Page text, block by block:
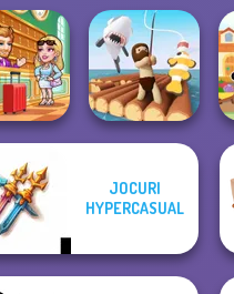
Fever
Raft Life
JOCURI
HYPERCASUAL